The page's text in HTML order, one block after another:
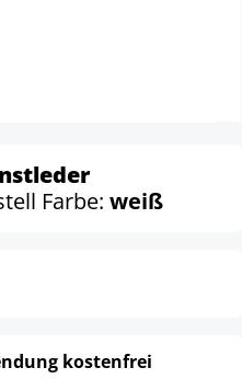
Farbe: weiß
kostenfrei